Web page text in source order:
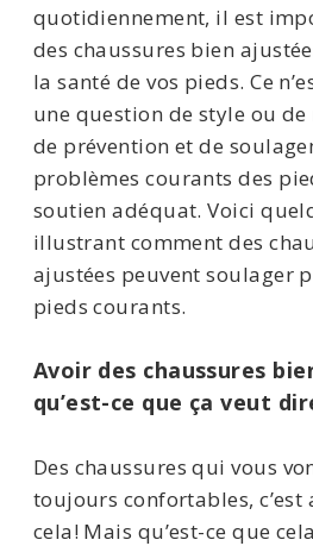
quotidiennement, il est
des chaussures bien
la santé de vos pieds. Ce
une question de style ou
de prévention et de
problèmes courants des
soutien adéquat. Voici
illustrant comment des
ajustées peuvent soulager
pieds courants.
Avoir des chaussures
qu’est-ce que ça veut
Des chaussures qui vous
toujours confortables,
cela! Mais qu’est-ce que